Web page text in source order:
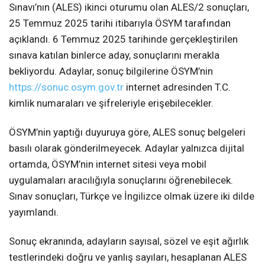
Sınavı’nın (ALES) ikinci oturumu olan ALES/2 sonuçları,
25 Temmuz 2025 tarihi itibarıyla ÖSYM tarafından
açıklandı. 6 Temmuz 2025 tarihinde gerçekleştirilen
sınava katılan binlerce aday, sonuçlarını merakla
bekliyordu. Adaylar, sonuç bilgilerine ÖSYM’nin
https://sonuc.osym.gov.tr internet adresinden T.C.
kimlik numaraları ve şifreleriyle erişebilecekler.
ÖSYM’nin yaptığı duyuruya göre, ALES sonuç belgeleri
basılı olarak gönderilmeyecek. Adaylar yalnızca dijital
ortamda, ÖSYM’nin internet sitesi veya mobil
uygulamaları aracılığıyla sonuçlarını öğrenebilecek.
Sınav sonuçları, Türkçe ve İngilizce olmak üzere iki dilde
yayımlandı.
Sonuç ekranında, adayların sayısal, sözel ve eşit ağırlık
testlerindeki doğru ve yanlış sayıları, hesaplanan ALES